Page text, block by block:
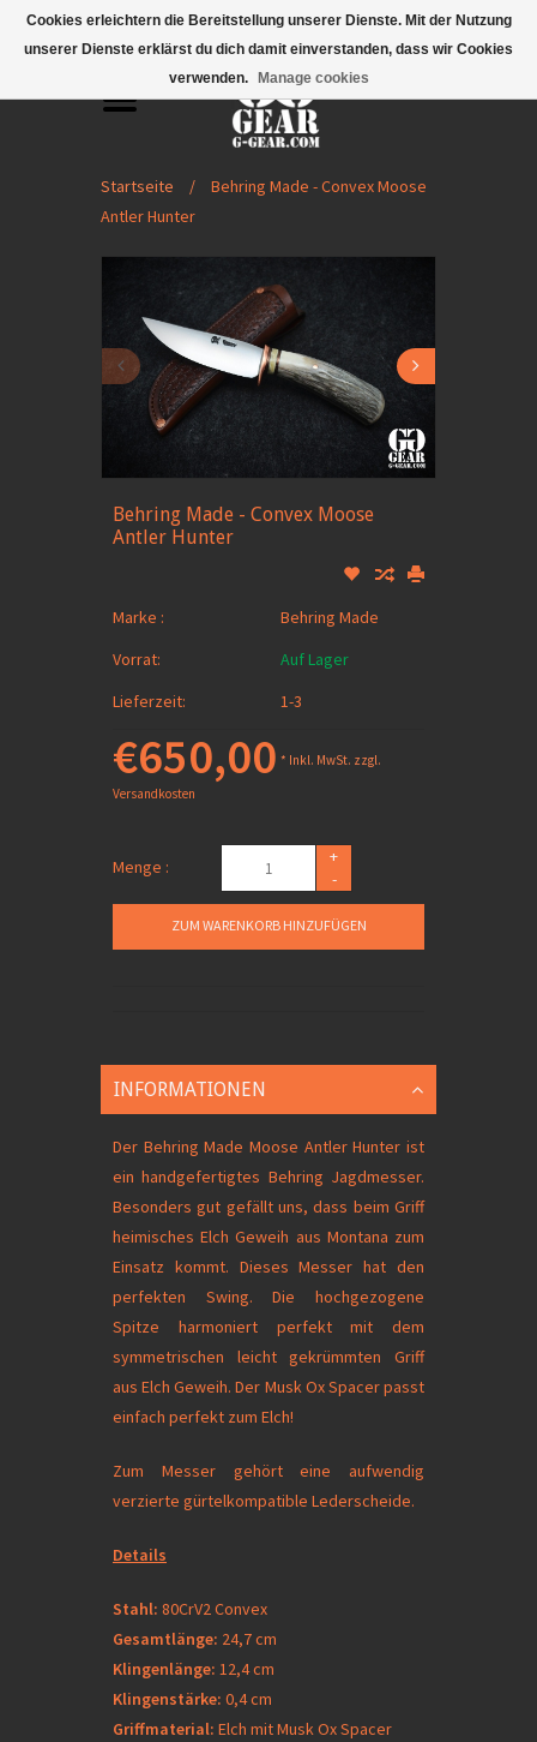
Mobile Menu
Startseite /
Behring Made - Convex Moose
Antler Hunter
Behring Made - Convex Moose
Antler Hunter
Marke :
Behring Made
Vorrat:
Auf Lager
Lieferzeit:
1-3
€650,00 * Inkl. MwSt. zzgl.
Versandkosten
Menge :
+
-
ZUM WARENKORB HINZUFÜGEN
INFORMATIONEN
Der Behring Made Moose Antler Hunter ist
ein handgefertigtes Behring Jagdmesser.
Besonders gut gefällt uns, dass beim Griff
heimisches Elch Geweih aus Montana zum
Einsatz kommt. Dieses Messer hat den
perfekten Swing. Die hochgezogene
Spitze harmoniert perfekt mit dem
symmetrischen leicht gekrümmten Griff
aus Elch Geweih. Der Musk Ox Spacer passt
einfach perfekt zum Elch!
Zum Messer gehört eine aufwendig
verzierte gürtelkompatible Lederscheide.
Details
Stahl: 80CrV2 Convex
Gesamtlänge: 24,7 cm
Klingenlänge: 12,4 cm
Klingenstärke: 0,4 cm
Griffmaterial: Elch mit Musk Ox Spacer
Cookies erleichtern die Bereitstellung unserer Dienste. Mit der Nutzung
unserer Dienste erklärst du dich damit einverstanden, dass wir Cookies
verwenden.
Manage cookies